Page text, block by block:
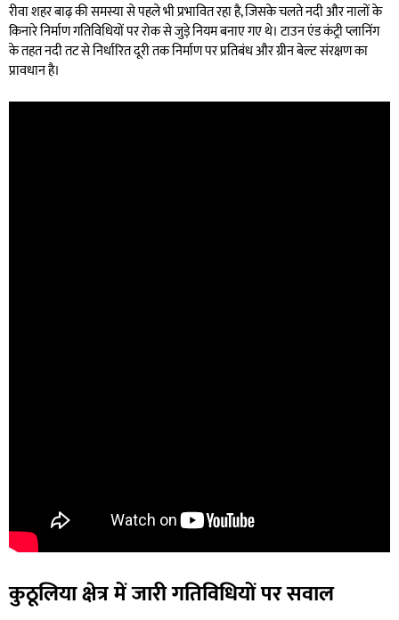
रीवा शहर बाढ़ की समस्या से पहले भी प्रभावित रहा है, जिसके चलते नदी और नालों के
किनारे निर्माण गतिविधियों पर रोक से जुड़े नियम बनाए गए थे। टाउन एंड कंट्री प्लानिंग
के तहत नदी तट से निर्धारित दूरी तक निर्माण पर प्रतिबंध और ग्रीन बेल्ट संरक्षण का
प्रावधान है।
कुठूलिया क्षेत्र में जारी गतिविधियों पर सवाल